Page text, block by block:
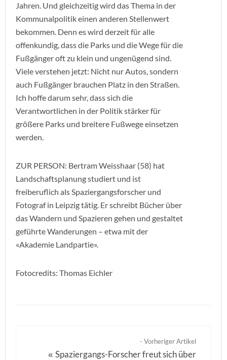
Jahren. Und gleichzeitig wird das Thema in der
Kommunalpolitik einen anderen Stellenwert
bekommen. Denn es wird derzeit für alle
offenkundig, dass die Parks und die Wege für die
Fußgänger oft zu klein und ungenügend sind.
Viele verstehen jetzt: Nicht nur Autos, sondern
auch Fußgänger brauchen Platz in den Straßen.
Ich hoffe darum sehr, dass sich die
Verantwortlichen in der Politik stärker für
größere Parks und breitere Fußwege einsetzen
werden.
ZUR PERSON: Bertram Weisshaar (58) hat
Landschaftsplanung studiert und ist
freiberuflich als Spaziergangsforscher und
Fotograf in Leipzig tätig. Er schreibt Bücher über
das Wandern und Spazieren gehen und gestaltet
geführte Wanderungen – etwa mit der
«Akademie Landpartie».
Fotocredits: Thomas Eichler
- Vorheriger Artikel
«Spaziergangs-Forscher freut sich über